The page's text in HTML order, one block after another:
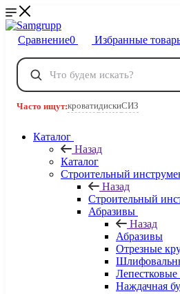
Сравнение0 Избранные
Телефоны
8 800 222-40-09
Часто ищут:кроватидискиСИЗ
Каталог
Назад
Каталог
Строительный
Назад
Строительный
Абразивы
Назад
Абразивы
Отрезные
Лепестковые
Наждачная